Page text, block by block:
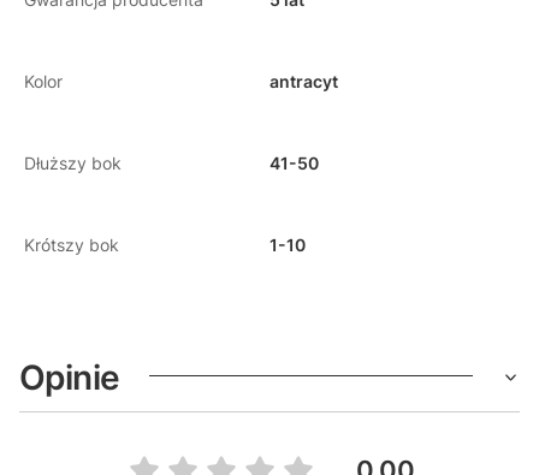
Kolor antracyt
Dłuższy bok 41-50
Krótszy bok 1-10
Opinie